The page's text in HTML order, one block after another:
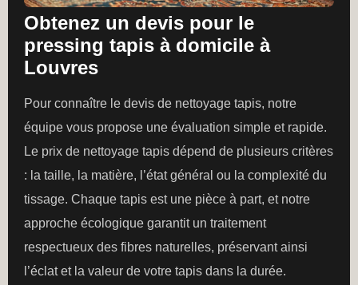
Obtenez un devis pour le
pressing tapis à domicile à
Louvres
Pour connaître le devis de nettoyage tapis, notre
équipe vous propose une évaluation simple et rapide.
Le prix de nettoyage tapis dépend de plusieurs critères
: la taille, la matière, l’état général ou la complexité du
tissage. Chaque tapis est une pièce à part, et notre
approche écologique garantit un traitement
respectueux des fibres naturelles, préservant ainsi
l’éclat et la valeur de votre tapis dans la durée.